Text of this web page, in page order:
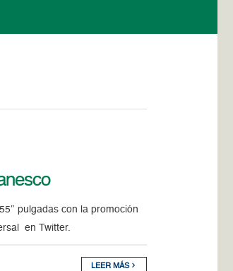
pulgadas con la promoción
en Twitter.
LEER MÁS